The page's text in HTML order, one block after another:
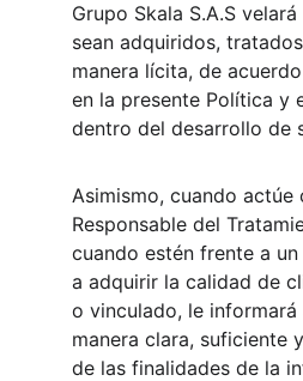
Grupo Skala S.A.S
sean adquiridos,
manera lícita, de
en la presente Política y
dentro del desarrollo de
Asimismo, cuando actúe
Responsable del
cuando estén frente a
a adquirir la calidad de
o vinculado, le informará
manera clara, suficiente
de las finalidades de la